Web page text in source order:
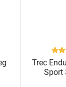
Trec
Sport